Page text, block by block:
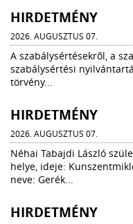
HIRDETMÉNY
2026. AUGUSZTUS 07.
A szabálysértésekről, a
szabálysértési
törvény...
HIRDETMÉNY
2026. AUGUSZTUS 07.
Néhai Tabajdi László
helye, ideje:
neve: Gerék...
HIRDETMÉNY